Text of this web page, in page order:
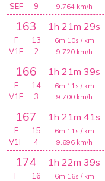
9.764 km/h
SEF
9
163 1h 21m 29s
6m 10s / km
9.720 km/h
F
13
V1F
2
166 1h 21m 39s
6m 11s / km
9.700 km/h
F
14
V1F
3
167 1h 21m 41s
6m 11s / km
9.696 km/h
F
15
V1F
4
174 1h 22m 39s
6m 16s / km
F
16